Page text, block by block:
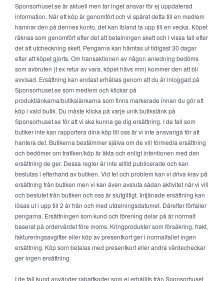
Sponsorhuset.se är aktuell men tar inget ansvar för ej uppdaterad
information. När ett köp är genomfört och vi spårat detta till en medlem
hamnar den på dennes konto, det kan ibland ta upp till en vecka. Köpet
räknas som genomfört efter det att betalningen skett och i vissa fall efter
det att utcheckning skett. Pengarna kan hämtas ut tidigast 30 dagar
efter att köpet gjorts. Om transaktionen av någon anledning bedöms
som avbruten (t ex retur av vara, köpet hävs mm) kommer den att bli
avvisad. Ersättning kan endast erhållas genom att du är inloggad på
Sponsorhuset.se som medlem och klickar på
produktlänkarna/butikslänkarna som finns markerade innan du gör ett
köp i vald butik. Du måste klicka på varje unik butikslänk på
Sponsorhuset.se för att vi ska kunna ge dig ersättning. I de fall som
butiker inte kan rapportera dina köp till oss är vi inte ansvariga för att
hantera det. Butikerna bestämmer själva om de vill förmedla ersättning
och bedömer om trafiken/köp är äkta och enligt intentionen med den
ersättning de ger. Dessa regler är inte alltid publicerade och kan
beslutas i efterhand av butiken. Vid fel och problem kan vi driva krav på
ersättning från butiken men vi kan även avsluta sådan aktivitet när vi vill
och beslutet från butiken och oss är slutgiltigt. Intjänade ersättning kan
lösas ut i upp till 2 år från och med utdelningsdatumet. Därefter förfaller
pengarna. Ersättningen som kund och förening delar på är normalt
baserat på ordervärdet före moms. Kringprodukter som försäkring, frakt,
faktureringsavgifter eller köp av presentkort ger i normalfallet ingen
ersättning. Köp som betalas med presentkort eller andra värdecheckar
ger ingen ersättning.
I de fall kund använder rabattkoder som ej erhållits från Sponsorhuset